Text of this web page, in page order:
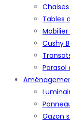
Tables
Cushy
Gazon